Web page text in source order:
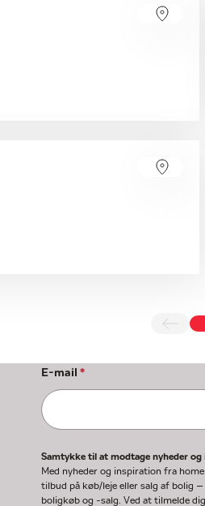
E-mail *
Samtykke til at modtage nyheder og
Med nyheder og inspiration fra
tilbud på køb/leje eller salg af bolig
boligkøb og -salg. Ved at tilmelde